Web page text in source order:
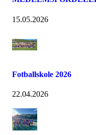
15.05.2026
Fotballskole 2026
22.04.2026